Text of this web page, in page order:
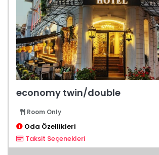
economy twin/double
Room Only
Oda Özellikleri
Taksit Seçenekleri